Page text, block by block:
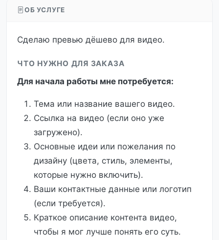
ОБ УСЛУГЕ
Сделаю превью дёшево для видео.
ЧТО НУЖНО ДЛЯ ЗАКАЗА
Для начала работы мне потребуется:
Тема или название вашего видео.
Ссылка на видео (если оно уже
загружено).
Основные идеи или пожелания по
дизайну (цвета, стиль, элементы,
которые нужно включить).
Ваши контактные данные или логотип
(если требуется).
Краткое описание контента видео,
чтобы я мог лучше понять его суть.